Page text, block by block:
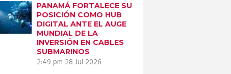
PANAMÁ FORTALECE SU
POSICIÓN COMO HUB
DIGITAL ANTE EL AUGE
MUNDIAL DE LA
INVERSIÓN EN CABLES
SUBMARINOS
2:49 pm 28 Jul 2026